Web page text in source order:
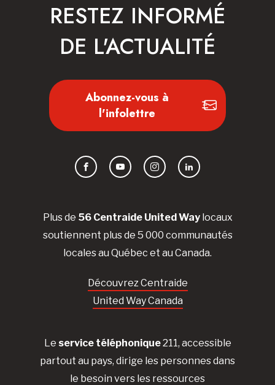
Plus de 56 Centraide United Waylocaux
soutiennent plus de 5 000 communautés
locales au Québec et au Canada.
Découvrez Centraide
United Way Canada
Le service téléphonique211, accessible
partout au pays, dirige les personnes dans
le besoin vers les ressources
RESTEZ INFORMÉ
DE L'ACTUALITÉ
Abonnez-vous à
l'infolettre
FacebookYouTubeInstagramLinkedIn